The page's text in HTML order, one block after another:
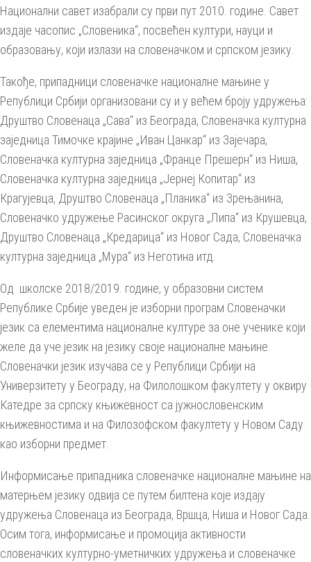
Национални савет изабрали су први пут 2010. године. Савет
издаје часопис „Словеника“, посвећен култури, науци и
образовању, који излази на словеначком и српском језику.
Такође, припадници словеначке националне мањине у
Републици Србији организовани су и у већем броју удружења:
Друштво Словенаца „Сава“ из Београда, Словеначка културна
заједница Тимочке крајине „Иван Цанкар“ из Зајечара,
Словеначка културна заједница „Франце Прешерн“ из Ниша,
Словеначка културна заједница „Јернеј Копитар“ из
Крагујевца, Друштво Словенаца „Планика“ из Зрењанина,
Словеначко удружење Расинског округа „Липа“ из Крушевца,
Друштво Словенаца „Кредарица“ из Новог Сада, Словеначка
културна заједница „Мура“ из Неготина итд.
Од школске 2018/2019. године, у образовни систем
Републике Србије уведен је изборни програм Словеначки
језик са елементима националне културе за оне ученике који
желе да уче језик на језику своје националне мањине.
Словеначки језик изучава се у Републици Србији на
Универзитету у Београду, на Филолошком факултету у оквиру
Катедре за српску књижевност са јужнословенским
књижевностима и на Филозофском факултету у Новом Саду
као изборни предмет.
Информисање припадника словеначке националне мањине на
матерњем језику одвија се путем билтена које издају
удружења Словенаца из Београда, Вршца, Ниша и Новог Сада.
Осим тога, информисање и промоција активности
словеначких културно-уметничких удружења и словеначке